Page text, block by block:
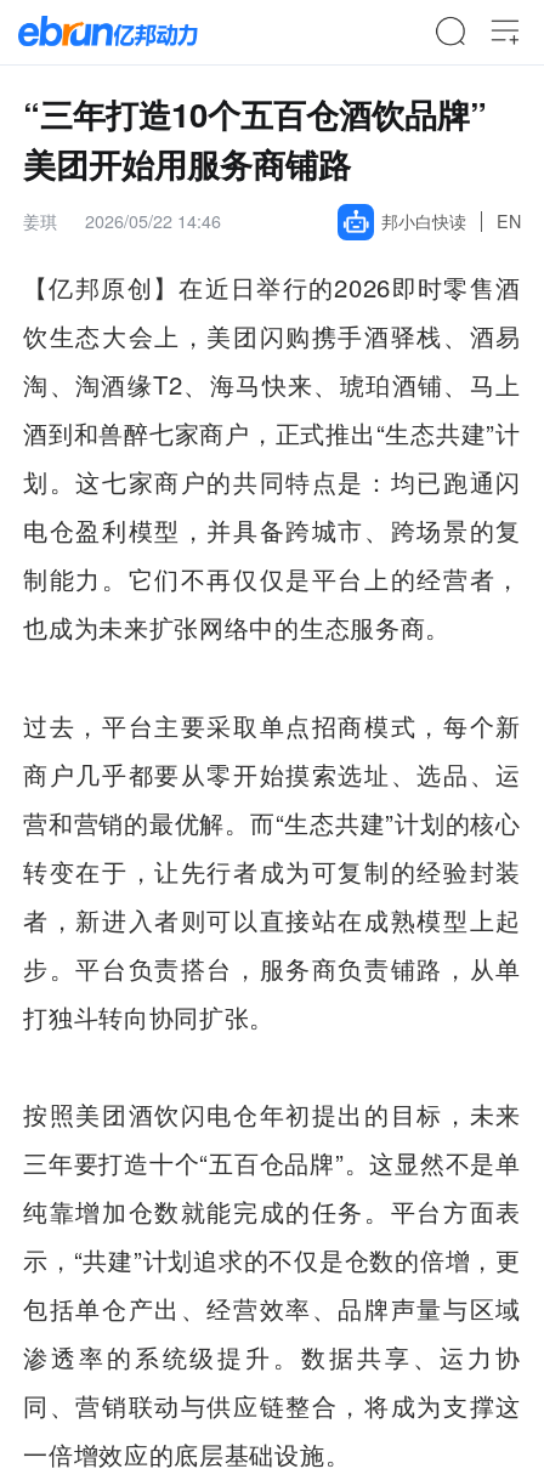
“三年打造10个五百仓酒饮品牌”
美团开始用服务商铺路
姜琪 2026/05/22 14:46 邦小白快读 EN
【亿邦原创】在近日举行的2026即时零售酒
饮生态大会上，美团闪购携手酒驿栈、酒易
淘、淘酒缘T2、海马快来、琥珀酒铺、马上
酒到和兽醉七家商户，正式推出“生态共建”计
划。这七家商户的共同特点是：均已跑通闪
电仓盈利模型，并具备跨城市、跨场景的复
制能力。它们不再仅仅是平台上的经营者，
也成为未来扩张网络中的生态服务商。
过去，平台主要采取单点招商模式，每个新
商户几乎都要从零开始摸索选址、选品、运
营和营销的最优解。而“生态共建”计划的核心
转变在于，让先行者成为可复制的经验封装
者，新进入者则可以直接站在成熟模型上起
步。平台负责搭台，服务商负责铺路，从单
打独斗转向协同扩张。
按照美团酒饮闪电仓年初提出的目标，未来
三年要打造十个“五百仓品牌”。这显然不是单
纯靠增加仓数就能完成的任务。平台方面表
示，“共建”计划追求的不仅是仓数的倍增，更
包括单仓产出、经营效率、品牌声量与区域
渗透率的系统级提升。数据共享、运力协
同、营销联动与供应链整合，将成为支撑这
一倍增效应的底层基础设施。